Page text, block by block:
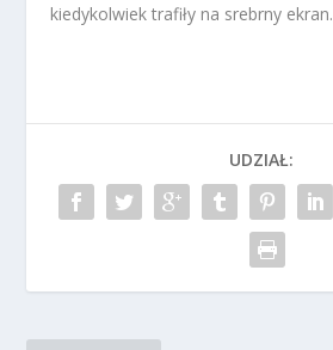
kiedykolwiek trafiły na srebrny ekran.
UDZIAŁ: